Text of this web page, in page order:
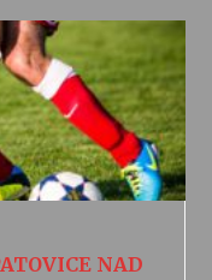
NAD